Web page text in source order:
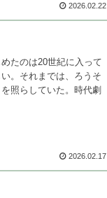
2026.02.22
たのは20世紀に入って
。それまでは、ろうそ
照らしていた。時代劇
2026.02.17